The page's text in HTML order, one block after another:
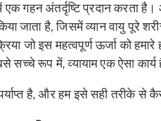
एक गहन अंतर्दृष्टि प्रदान करता है।
किया जाता है, जिसमें व्यान वायु पूरे
जो इस महत्वपूर्ण ऊर्जा को
सच्चे रूप में, व्यायाम एक ऐसा
है, और हम इसे सही तरीके से